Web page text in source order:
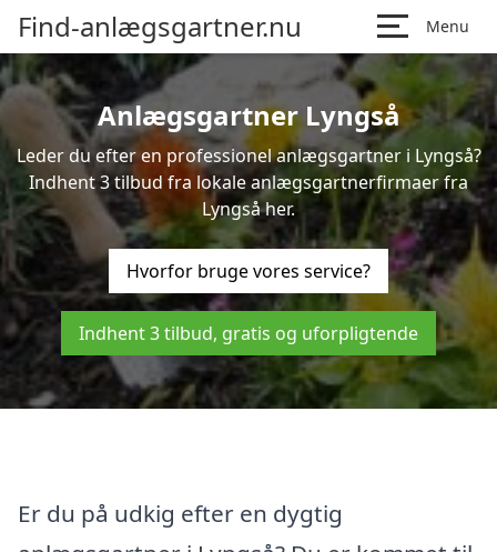
Find-anlægsgartner.nu Menu
Anlægsgartner Lyngså
Leder du efter en professionel anlægsgartner i Lyngså?
Indhent 3 tilbud fra lokale anlægsgartnerfirmaer fra
Lyngså her.
Hvorfor bruge vores service?
Indhent 3 tilbud, gratis og uforpligtende
Er du på udkig efter en dygtig